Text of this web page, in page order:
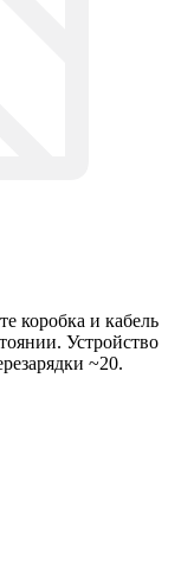
коробка и кабель
Устройство
~20.